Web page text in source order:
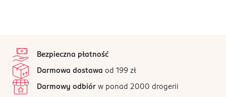
Bezpieczna płatność
Darmowa dostawa od 199 zł
Darmowy odbiór w ponad 2000 drogerii